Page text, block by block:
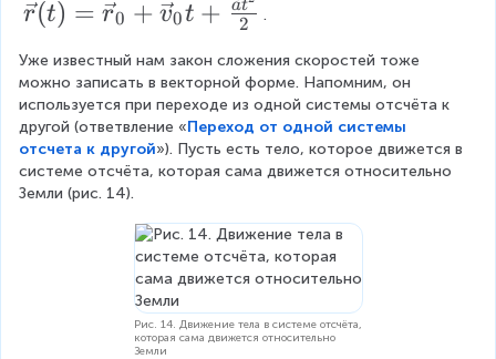
el
a
t
}
t
a
t
\
t
o
a
v
e
c
v
{
\
D
el
v
_
0
+
\
v
e
c
_
0
+
v
_
{
0
\
e
c
{
r
}
r(t) = r0 + v0t + 2
at
.
Уже известный нам закон сложения скоростей тоже
можно записать в векторной форме. Напомним, он
используется при переходе из одной системы отсчёта к
другой (ответвление «Переход от одной системы
отсчета к другой»). Пусть есть тело, которое движется в
системе отсчёта, которая сама движется относительно
Земли (рис. 14).
Рис. 14. Движение тела в системе отсчёта,
которая сама движется относительно
Земли